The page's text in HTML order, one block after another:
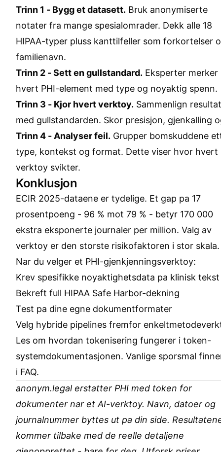
Trinn 1 - Bygg et datasett. Bruk anonymiserte
notater fra mange spesialomrader. Dekk alle 18
HIPAA-typer pluss kanttilfeller som forkortelser
familienavn.
Trinn 2 - Sett en gullstandard. Eksperter merker
hvert PHI-element med type og noyaktig spenn.
Trinn 3 - Kjor hvert verktoy. Sammenlign
med gullstandarden. Skor presisjon, gjenkalling
Trinn 4 - Analyser feil. Grupper bomskuddene
type, kontekst og format. Dette viser hvor hvert
verktoy svikter.
Konklusjon
ECIR 2025-dataene er tydelige. Et gap pa 17
prosentpoeng - 96 % mot 79 % - betyr 170 000
ekstra eksponerte journaler per million. Valg av
verktoy er den storste risikofaktoren i stor skala.
Nar du velger et PHI-gjenkjenningsverktoy:
Krev spesifikke noyaktighetsdata pa klinisk tekst
Bekreft full HIPAA Safe Harbor-dekning
Test pa dine egne dokumentformater
Velg hybride pipelines fremfor
Les om hvordan tokenisering fungerer i token-
systemdokumentasjonen. Vanlige sporsmal
i FAQ.
anonym.legal erstatter PHI med token for
dokumenter nar et AI-verktoy. Navn, datoer og
journalnummer byttes ut pa din side.
kommer tilbake med de reelle detaljene